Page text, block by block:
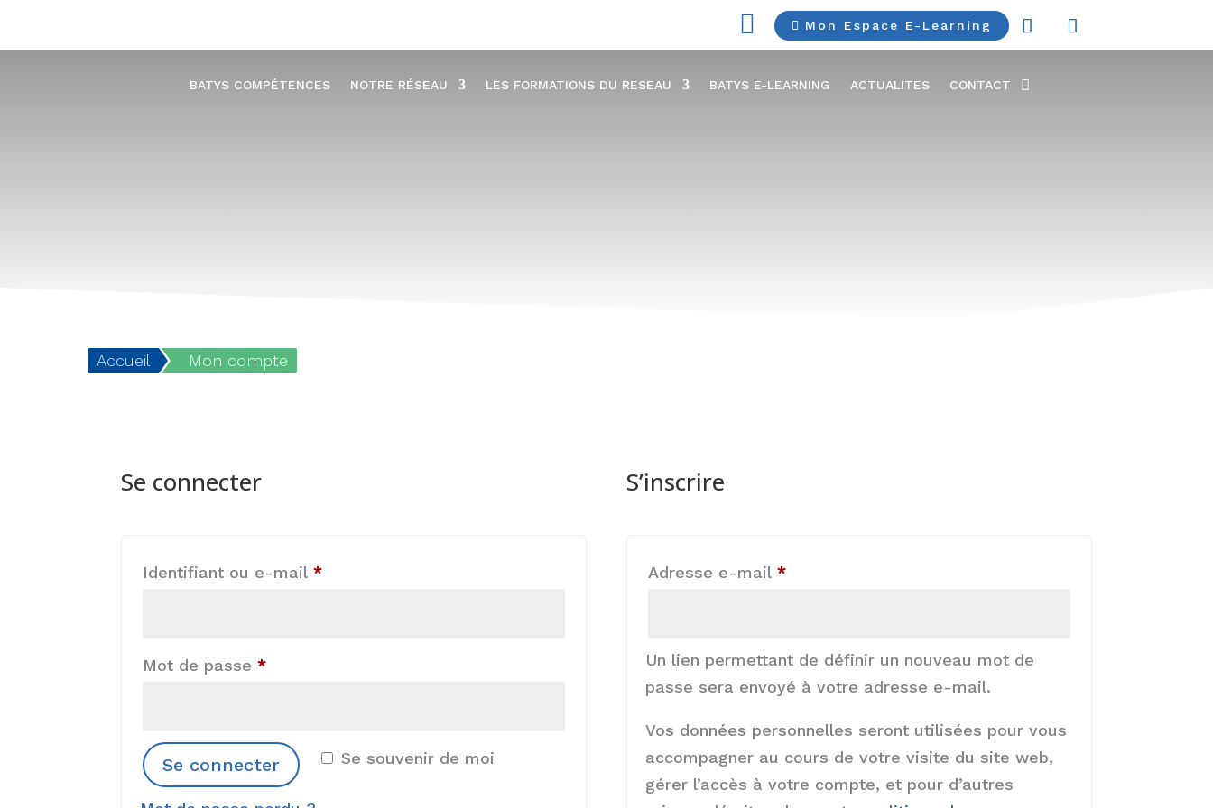
 Mon Espace E-Learning
BATYS COMPÉTENCES NOTRE RÉSEAU LES FORMATIONS DU RESEAU BATYS E-LEARNING ACTUALITES CONTACT
Accueil Mon compte
Se connecter
Identifiant ou e-mail*Obligatoire
Mot de passe*Obligatoire
Se souvenir de moi
Se connecter
S’inscrire
Adresse e-mail *Obligatoire
Un lien permettant de définir un nouveau mot de
passe sera envoyé à votre adresse e-mail.
Vos données personnelles seront utilisées pour vous
accompagner au cours de votre visite du site web,
gérer l’accès à votre compte, et pour d’autres